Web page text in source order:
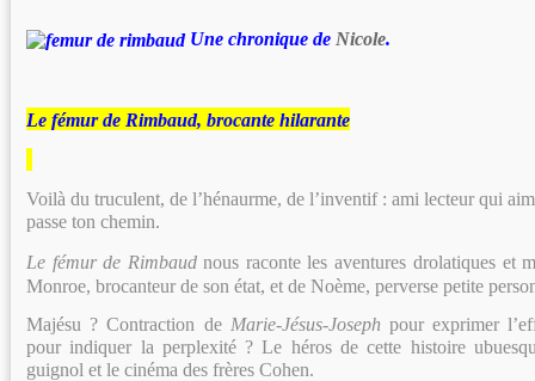
Une chronique de Nicole.
Le fémur de Rimbaud, brocante hilarante
Voilà du truculent, de l’hénaurme, de l’inventif : ami lecteur qui
passe ton chemin.
Le fémur de Rimbaud nous raconte les aventures drolatiques et
Monroe, brocanteur de son état, et de Noème, perverse petite
Majésu ? Contraction de Marie-Jésus-Joseph pour exprimer
pour indiquer la perplexité ? Le héros de cette histoire
guignol et le cinéma des frères Cohen.